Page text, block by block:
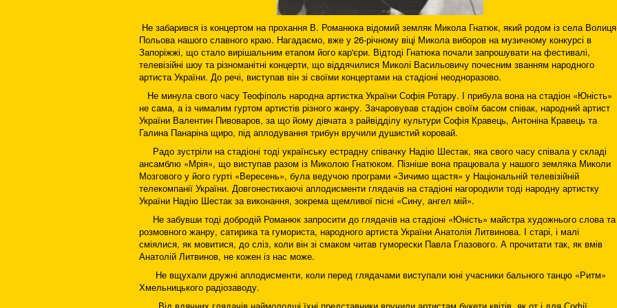
Не забарився із концертом на прохання В. Романюка відомий земляк Микола Гнатюк, який родом із села
Польова нашого славного краю. Нагадаємо, вже у 26-річному віці Микола виборов на музичному конкурсі в
Запоріжжі, що стало вирішальним етапом його кар'єри. Відтоді Гнатюка почали запрошувати на фестивалі,
телевізійні шоу та різноманітні концерти, що віддячилися Миколі Васильовичу почесним званням народного
артиста України. До речі, виступав він зі своїми концертами на стадіоні неодноразово.
Не минула свого часу Теофіполь народна артистка України Софія Ротару. І прибула вона на стадіон «Юність»
не сама, а із чималим гуртом артистів різного жанру. Зачаровував стадіон своїм басом співак, народний артист
України Валентин Пивоваров, за що йому дівчата з райвідділу культури Софія Кравець, Антоніна Кравець та
Галина Панаріна щиро, під аплодування трибун вручили душистий коровай.
Радо зустріли на стадіоні тоді українську естрадну співачку Надію Шестак, яка свого часу співала у складі
ансамблю «Мрія», що виступав разом із Миколою Гнатюком. Пізніше вона працювала у нашого земляка Миколи
Мозгового у його гурті «Вересень», була ведучою програми «Зичимо щастя» у Національній телевізійній
телекомпанії України. Довгонестихаючі аплодисменти глядачів на стадіоні нагородили тоді народну артистку
України Надію Шестак за виконання, зокрема щемливої пісні «Сину, ангел мій».
Не забувши тоді добродій Романюк запросити до глядачів на стадіоні «Юність» майстра художнього слова та
розмовного жанру, сатирика та гумориста, народного артиста України Анатолія Литвинова. І старі, і малі
сміялися, як мовитися, до сліз, коли він зі смаком читав гуморески Павла Глазового. А прочитати так, як вмів
Анатолій Литвинов, не кожен із нас може.
Не вщухали дружні аплодисменти, коли перед глядачами виступали юні учасники бального танцю «Ритм»
Хмельницького радіозаводу.